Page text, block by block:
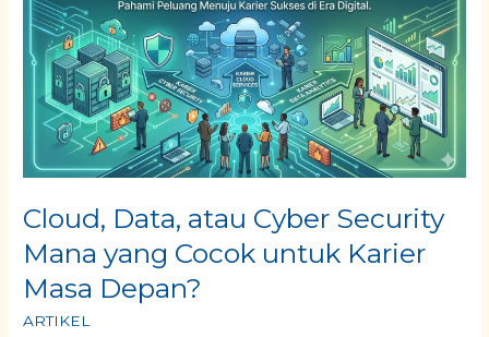
Cloud, Data, atau Cyber Security
Mana yang Cocok untuk Karier
Masa Depan?
ARTIKEL
Cyber
Security
Mana
yang
Cocok
untuk
Masa
Depan?